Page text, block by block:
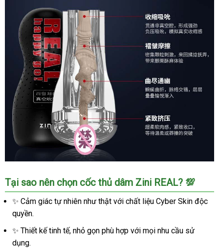
cấp
cực
sướng
cốc
thủ
dâm
Zini
REAL
Nhật
Tại sao nên chọn cốc thủ dâm Zini REAL? 💯
✨ Cảm giác tự nhiên như thật với chất liệu Cyber Skin độc
quyền.
✨ Thiết kế tinh tế, nhỏ gọn phù hợp với mọi nhu cầu sử
dụng.